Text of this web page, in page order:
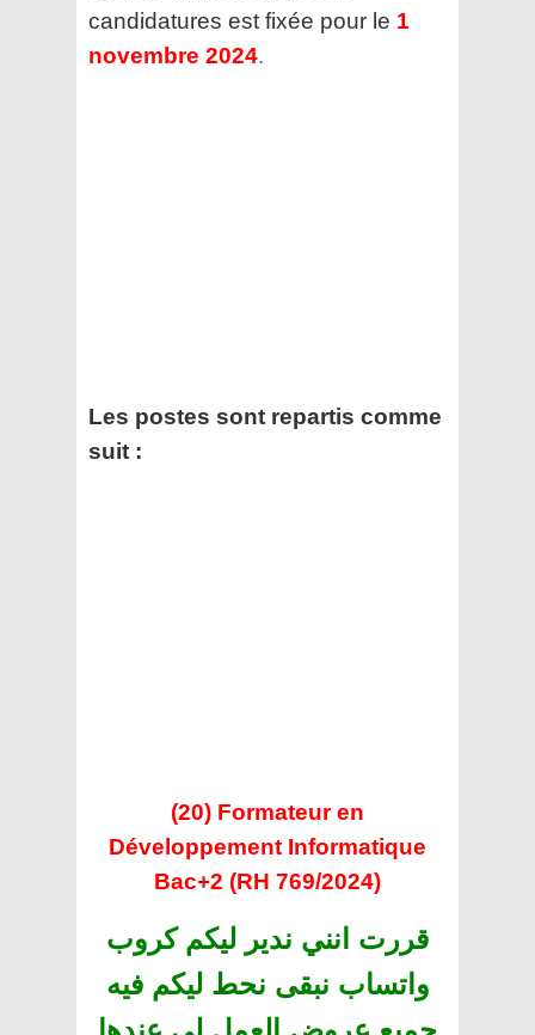
candidatures est fixée pour le 1
novembre 2024.
Les postes sont repartis comme
suit :
(20) Formateur en
Développement Informatique
Bac+2 (RH 769/2024)
قررت انني ندير ليكم كروب
واتساب نبقى نحط ليكم فيه